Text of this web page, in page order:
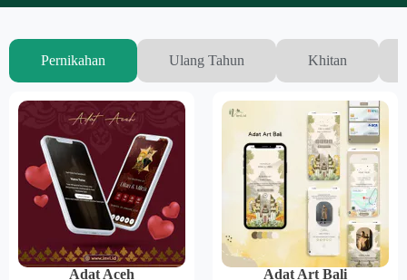
Pernikahan Ulang Tahun Khitan
Adat Aceh
Adat Art Bali